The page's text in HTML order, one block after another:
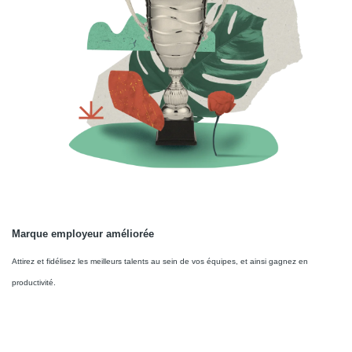
Marque employeur améliorée
Attirez et fidélisez les meilleurs talents au sein de vos équipes, et ainsi gagnez en
productivité.